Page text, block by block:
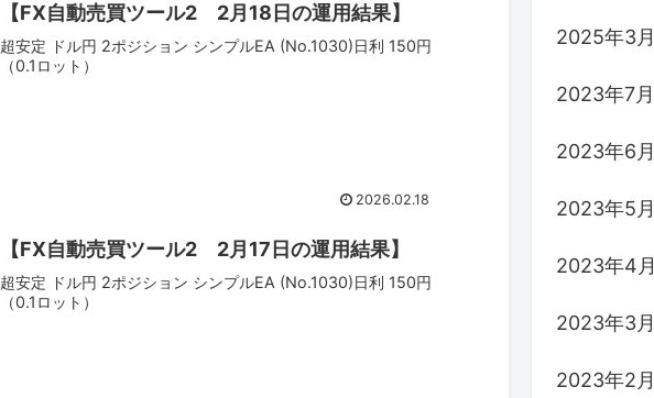
【FX自動売買ツール2 2月18日の運用結果】
超安定 ドル円 2ポジション シンプルEA (No.1030)日利 150円
（0.1ロット）
2026.02.18
【FX自動売買ツール2 2月17日の運用結果】
超安定 ドル円 2ポジション シンプルEA (No.1030)日利 150円
（0.1ロット）
2025年3月
2023年7月
2023年6月
2023年5月
2023年4月
2023年3月
2023年2月